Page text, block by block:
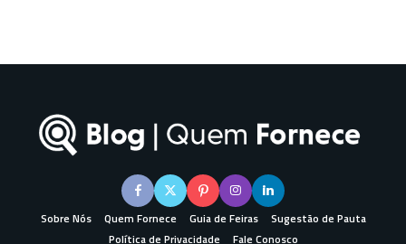
Sobre Nós Quem Fornece Guia de Feiras
Sugestão de Pauta
Política de Privacidade
Fale Conosco